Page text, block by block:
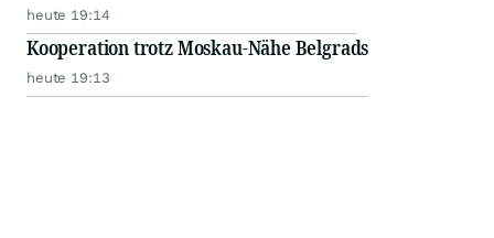
heute 19:14
Kooperation trotz Moskau-Nähe Belgrads
heute 19:13